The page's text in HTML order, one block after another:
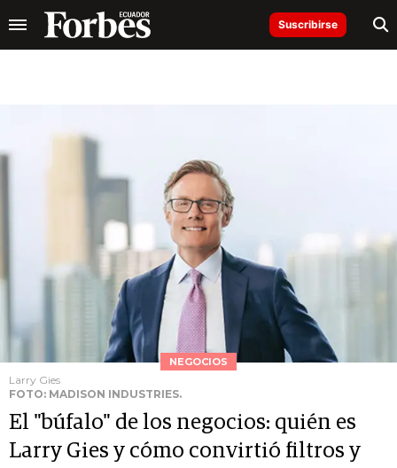
Suscribirse
NEGOCIOS
Larry Gies
FOTO: MADISON INDUSTRIES.
El "búfalo" de los negocios: quién es
Larry Gies y cómo convirtió filtros y